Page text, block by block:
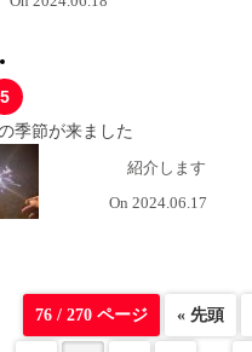
5
季節が来ました
紹介します
On 2024.06.17
76 / 270 ページ « 先頭